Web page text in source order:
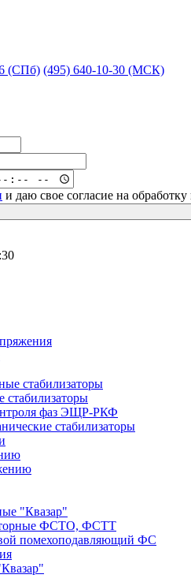
(СПб) (495) 640-10-30 (МСК)
и даю свое согласие на
стабилизаторы
стабилизаторы
фаз ЭЩР-РКФ
стабилизаторы
"Квазар"
ФСТО, ФСТТ
помехоподавляющий ФС